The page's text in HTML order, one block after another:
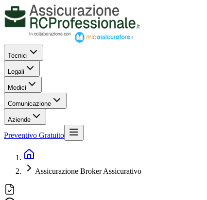
Tecnici
Legali
Medici
Comunicazione
Aziende
Preventivo Gratuito
Assicurazione Broker Assicurativo